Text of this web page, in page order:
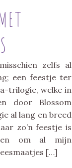
zelfs al
een feestje ter
trilogie, welke in
door Blossom
al lang en breed
zo’n feestje is
om al mijn
[…]